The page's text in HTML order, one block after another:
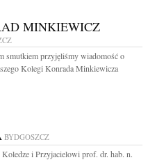
MINKIEWICZ
smutkiem przyjęliśmy wiadomość o
Kolegi Konrada Minkiewicza
BYDGOSZCZ
i Przyjacielowi prof. dr. hab. n.